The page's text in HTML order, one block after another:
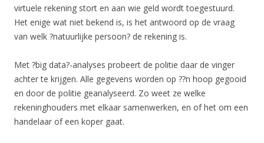
virtuele rekening stort en aan wie geld wordt toegestuurd.
Het enige wat niet bekend is, is het antwoord op de vraag
van welk ?natuurlijke persoon? de rekening is.
Met ?big data?-analyses probeert de politie daar de vinger
achter te krijgen. Alle gegevens worden op ??n hoop gegooid
en door de politie geanalyseerd. Zo weet ze welke
rekeninghouders met elkaar samenwerken, en of het om een
handelaar of een koper gaat.